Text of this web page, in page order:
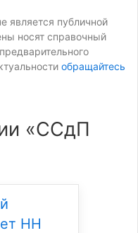
является публичной
носят справочный
обращайтесь
«ССдП
НН